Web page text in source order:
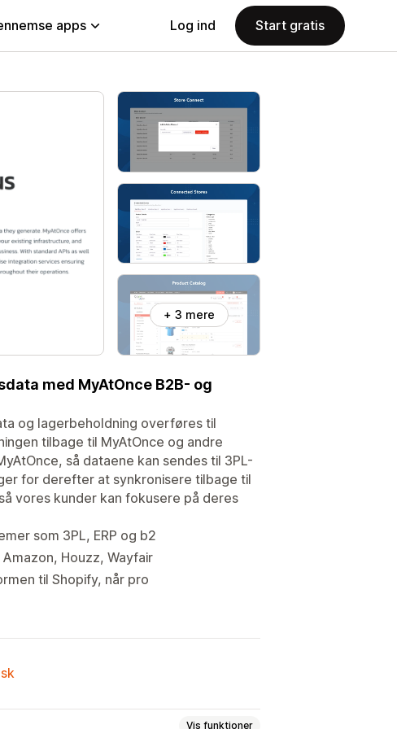
apps Log ind Start gratis
+ 3 mere
med MyAtOnce B2B- og
og lagerbeholdning overføres til
tilbage til MyAtOnce og andre
så dataene kan sendes til 3PL-
for derefter at synkronisere tilbage til
vores kunder kan fokusere på deres
som 3PL, ERP og b2
Houzz, Wayfair
til Shopify, når pro
Vis funktioner